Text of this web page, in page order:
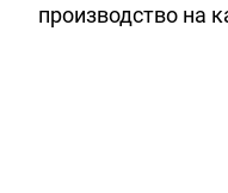
производство на